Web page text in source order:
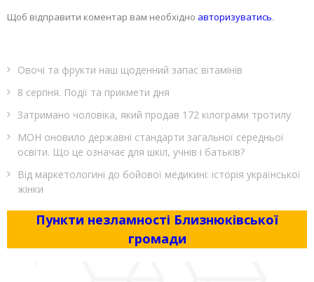
Щоб відправити коментар вам необхідно авторизуватись.
Овочі та фрукти наш щоденний запас вітамінів
8 серпня. Події та прикмети дня
Затримано чоловіка, який продав 172 кілограми тротилу
МОН оновило державні стандарти загальної середньої
освіти. Що це означає для шкіл, учнів і батьків?
Від маркетологині до бойової медикині: історія української
жінки
Пункти незламності Близнюківської
громади